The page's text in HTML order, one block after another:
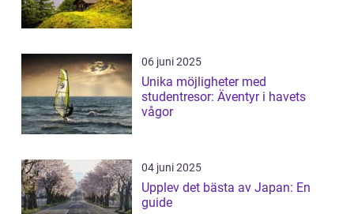
06 juni 2025
Unika möjligheter med
studentresor: Äventyr i havets
vågor
04 juni 2025
Upplev det bästa av Japan: En
guide